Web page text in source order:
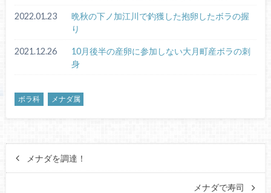
2022.01.23
晩秋の下ノ加江川で釣獲した抱卵したボラの握
り
2021.12.26
10月後半の産卵に参加しない大月町産ボラの刺
身
ボラ科 メナダ属
メナダを調達！
メナダで寿司